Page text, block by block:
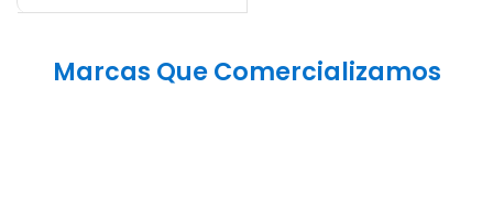
Marcas Que Comercializamos